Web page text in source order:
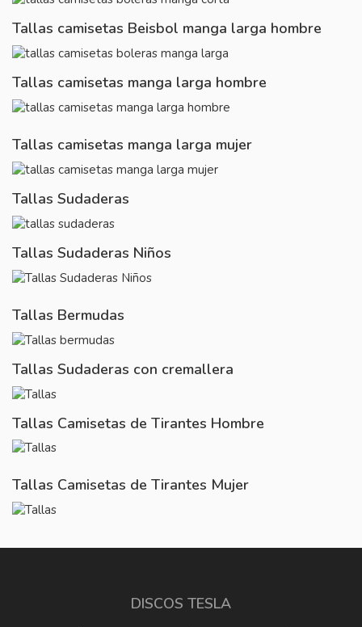
Tallas camisetas Beisbol manga larga hombre
Tallas camisetas manga larga hombre
Tallas camisetas manga larga mujer
Tallas Sudaderas
Tallas Sudaderas Niños
Tallas Bermudas
Tallas Sudaderas con cremallera
Tallas Camisetas de Tirantes Hombre
Tallas Camisetas de Tirantes Mujer
DISCOS TESLA